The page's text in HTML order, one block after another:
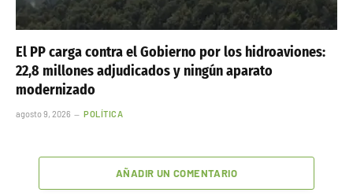
El PP carga contra el Gobierno por los hidroaviones:
22,8 millones adjudicados y ningún aparato
modernizado
agosto 9, 2026 POLÍTICA
AÑADIR UN COMENTARIO